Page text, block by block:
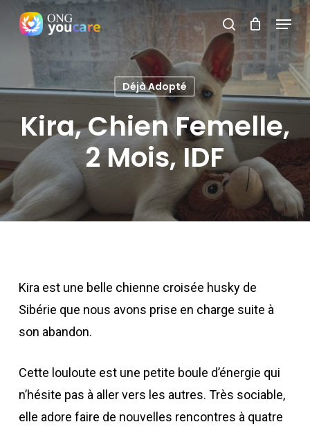
Skip
content
search
Menu
Déjà Adopté
Kira, Chien Femelle,
2 Mois, IDF
Kira est une belle chienne croisée husky de
Sibérie que nous avons prise en charge suite à
son abandon.
Cette louloute est une petite boule d’énergie qui
n’hésite pas à aller vers les autres. Très sociable,
elle adore faire de nouvelles rencontres à quatre
Close
Menu